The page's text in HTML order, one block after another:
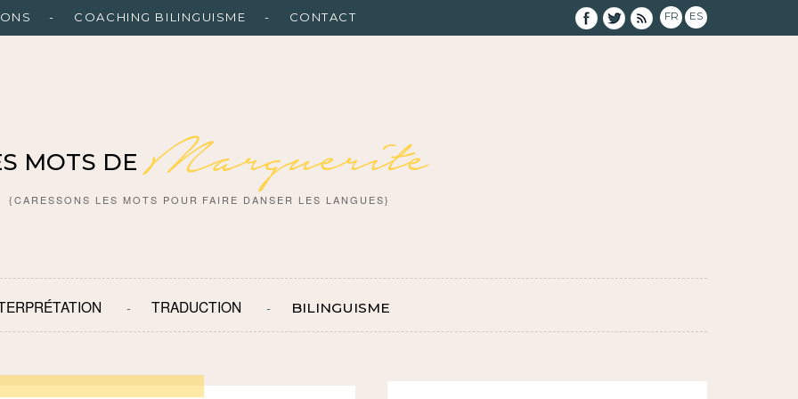
COACHING BILINGUISME CONTACT FR ES
MOTS DE Marguerite
{CARESSONS LES MOTS POUR FAIRE DANSER LES LANGUES}
TRADUCTION BILINGUISME